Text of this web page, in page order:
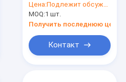
видео
аудиопередатчик и
приемник BNC
интерфейсный тип
для универсального
соединения
Цена:Подлежит обсуждению
MOQ:1 шт.
Получить последнюю цену
Контакт